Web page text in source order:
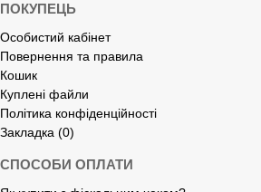
ПОКУПЕЦЬ
Особистий кабінет
Повернення та правила
Кошик
Куплені файли
Політика конфіденційності
Закладка (0)
СПОСОБИ ОПЛАТИ